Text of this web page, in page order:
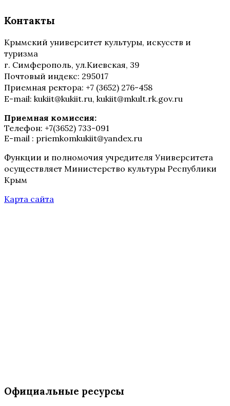
Контакты
Крымский университет культуры, искусств и
туризма
г. Симферополь, ул.Киевская, 39
Почтовый индекс: 295017
Приемная ректора: +7 (3652) 276-458
E-mail: kukiit@kukiit.ru, kukiit@mkult.rk.gov.ru
Приемная комиссия:
Телефон: +7(3652) 733-091
E-mail : priemkomkukiit@yandex.ru
Функции и полномочия учредителя Университета
осуществляет Министерство культуры Республики
Крым
Карта сайта
Официальные ресурсы